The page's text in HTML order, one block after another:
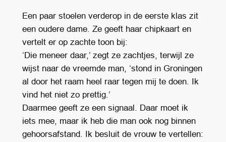
Een paar stoelen verderop in de eerste klas zit
een oudere dame. Ze geeft haar chipkaart en
vertelt er op zachte toon bij:
‘Die meneer daar,’ zegt ze zachtjes, terwijl ze
wijst naar de vreemde man, ‘stond in Groningen
al door het raam heel raar tegen mij te doen. Ik
vind het niet zo prettig.’
Daarmee geeft ze een signaal. Daar moet ik
iets mee, maar ik heb die man ook nog binnen
gehoorsafstand. Ik besluit de vrouw te vertellen: